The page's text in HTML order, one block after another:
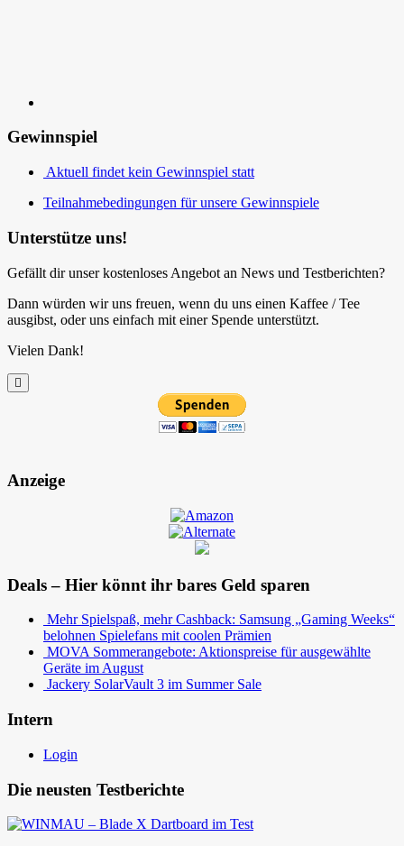
Gewinnspiel
Aktuell findet kein Gewinnspiel statt
Teilnahmebedingungen für unsere Gewinnspiele
Unterstütze uns!
Gefällt dir unser kostenloses Angebot an News und Testberichten?
Dann würden wir uns freuen, wenn du uns einen Kaffee / Tee
ausgibst, oder uns einfach mit einer Spende unterstützt.
Vielen Dank!
Anzeige
Deals – Hier könnt ihr bares Geld sparen
Mehr Spielspaß, mehr Cashback: Samsung „Gaming Weeks“
belohnen Spielefans mit coolen Prämien
MOVA Sommerangebote: Aktionspreise für ausgewählte
Geräte im August
Jackery SolarVault 3 im Summer Sale
Intern
Login
Die neusten Testberichte